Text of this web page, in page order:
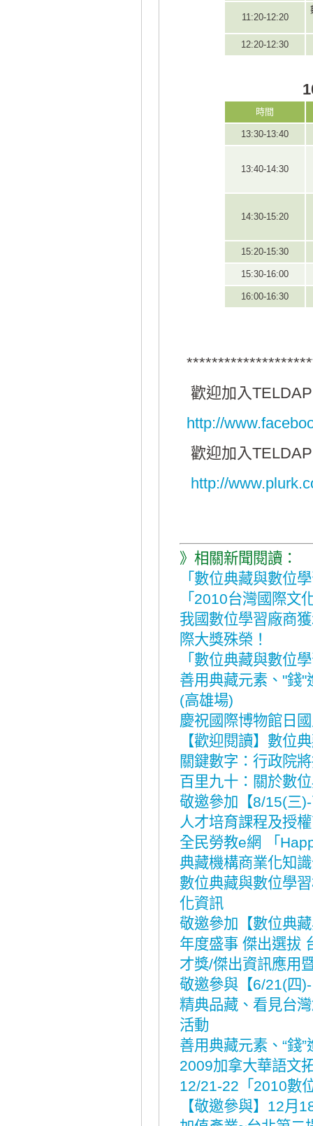
11:20-12:20
12:20-12:30
時間
13:30-13:40
13:40-14:30
14:30-15:20
15:20-15:30
15:30-16:00
16:00-16:30
歡迎加入
http://
歡迎加入
http://
》相關新聞閱讀：
「數位典藏與數位
「2010台灣國際文
我國數位學習廠商
際大獎殊榮！
「數位典藏與數位
善用典藏元素、"錢
(高雄場)
慶祝國際博物館日
【歡迎閱讀】數位
關鍵數字：行政院
百里九十：關於數
敬邀參加【8/15(三
人才培育課程及授
全民勞教e網 「
典藏機構商業化知
數位典藏與數位學
化資訊
敬邀參加【數位典
年度盛事 傑出選拔
才獎/傑出資訊應用
敬邀參與【6/21(四
精典品藏、看見台
活動
善用典藏元素、“錢
2009加拿大華語文
12/21-22「2010數
【敬邀參與】12月